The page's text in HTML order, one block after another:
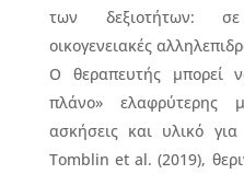
των δεξιοτήτων: σε
οικογενειακές
Ο θεραπευτής μπορεί
πλάνο» ελαφρύτερης
ασκήσεις και υλικό
Tomblin et al. (2019),